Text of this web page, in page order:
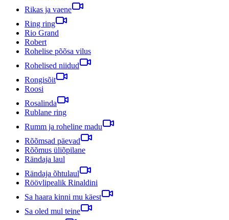
Rikas ja vaene
Ring ring
Rio Grand
Robert
Rohelise põõsa vilus
Rohelised niidud
Rongisõit
Roosi
Rosalinda
Rublane ring
Rumm ja roheline madu
Rõõmsad päevad
Rõõmus üliõpilane
Rändaja laul
Rändaja õhtulaul
Röövlipealik Rinaldini
Sa haara kinni mu käest
Sa oled mul teine